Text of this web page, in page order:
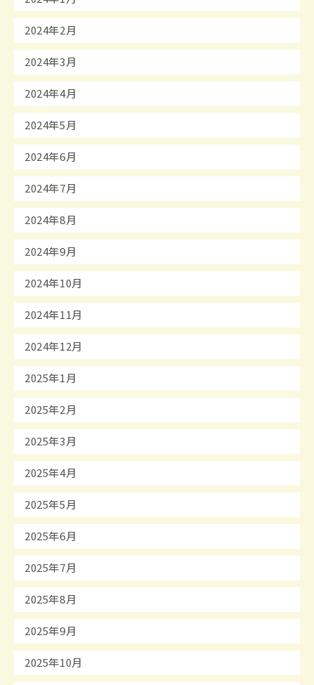
2024年2月
2024年3月
2024年4月
2024年5月
2024年6月
2024年7月
2024年8月
2024年9月
2024年10月
2024年11月
2024年12月
2025年1月
2025年2月
2025年3月
2025年4月
2025年5月
2025年6月
2025年7月
2025年8月
2025年9月
2025年10月